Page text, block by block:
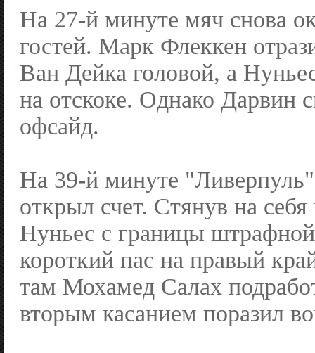
На 27-й минуте мяч снова
гостей. Марк Флеккен
Ван Дейка головой, а
на отскоке. Однако Дарвин
офсайд.
На 39-й минуте "Ливерпуль"
открыл счет. Стянув на
Нуньес с границы
короткий пас на правый
там Мохамед Салах
вторым касанием поразил